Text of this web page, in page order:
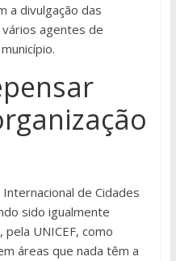
a divulgação das
agentes de
de Cidades
sido igualmente
UNICEF, como
áreas que nada têm a